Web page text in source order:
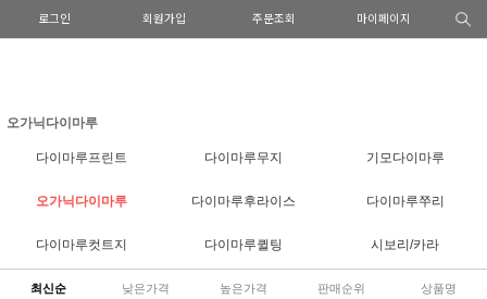
로그인 회원가입 주문조회 마이페이지
오가닉다이마루
다이마루프린트 다이마루무지 기모다이마루
오가닉다이마루 다이마루후라이스 다이마루쭈리
다이마루컷트지 다이마루퀼팅 시보리/카라
최신순 낮은가격 높은가격 판매순위 상품명